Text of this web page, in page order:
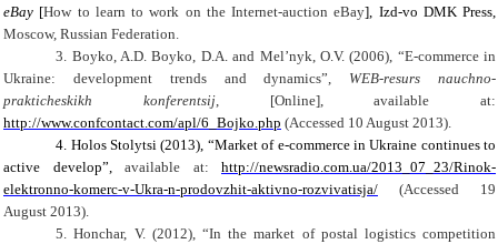
eBay [How to learn to work on the Internet-auction eBay], Izd-vo DMK Press,
Moscow, Russian Federation.
3. Boyko, A.D. Boyko, D.A.and Mel’nyk, O.V. (2006), “E-commerce in
Ukraine:
development trends and dynamics”, WEB-resurs nauchno-
prakticheskikh konferentsij, [Online],available at:
http://www.confcontact.com/apl/6_Bojko.php (Accessed 10 August 2013).
4. Holos Stolytsi (2013), “Market of e-commerce in Ukraine continues to
active develop”, available at: http://newsradio.com.ua/2013_07_23/Rinok-
elektronno-komerc-v-Ukra-n-prodovzhit-aktivno-rozvivatisja/ (Accessed 19
August 2013).
5.Honchar, V. (2012), “In the market of postal logistics competition